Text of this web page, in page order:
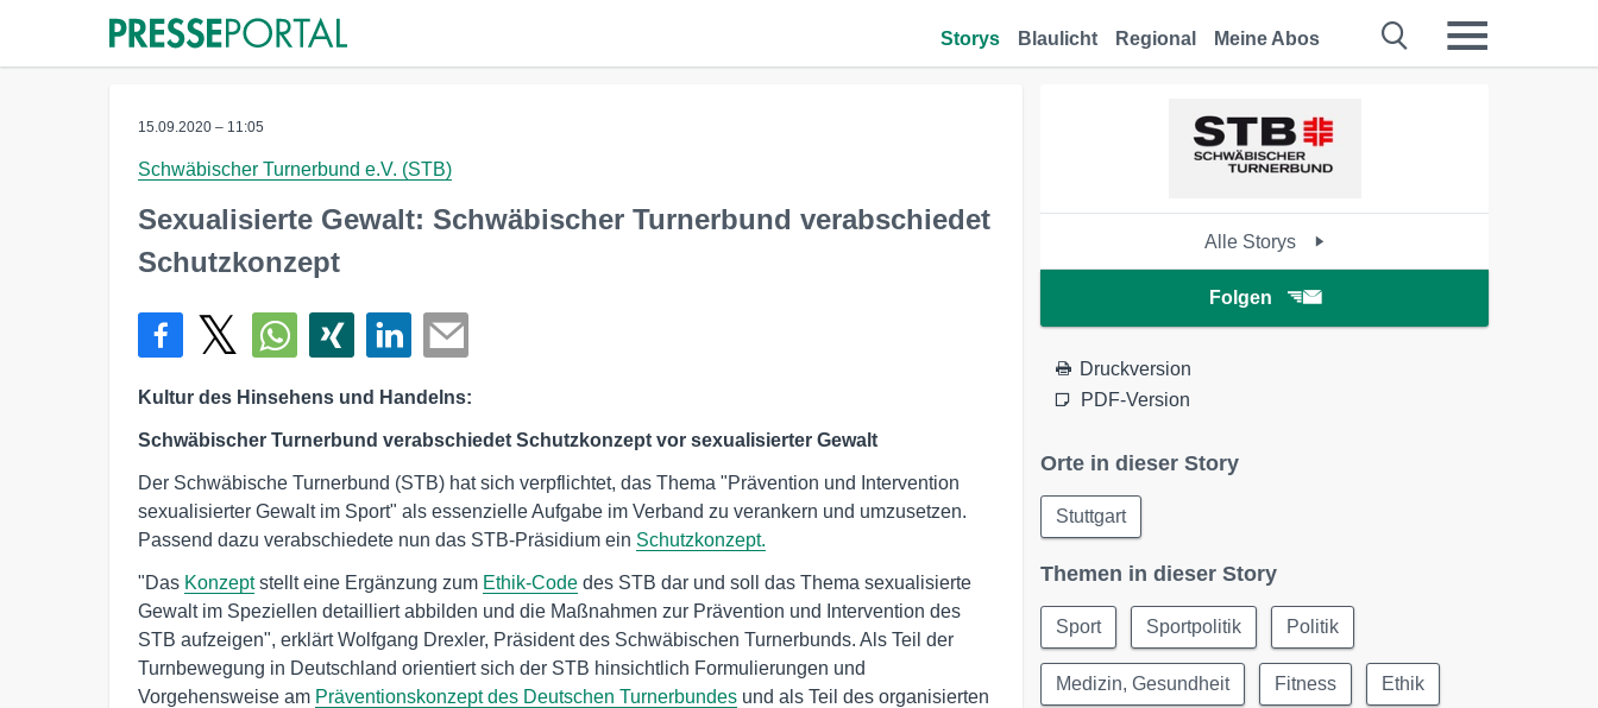
Storys Blaulicht Regional Meine Abos
15.09.2020 – 11:05
Schwäbischer Turnerbund e.V. (STB)
Sexualisierte Gewalt: Schwäbischer Turnerbund verabschiedet
Schutzkonzept
Kultur des Hinsehens und Handelns:
Schwäbischer Turnerbund verabschiedet Schutzkonzept vor sexualisierter Gewalt
Der Schwäbische Turnerbund (STB) hat sich verpflichtet, das Thema "Prävention und Intervention
sexualisierter Gewalt im Sport" als essenzielle Aufgabe im Verband zu verankern und umzusetzen.
Passend dazu verabschiedete nun das STB-Präsidium ein Schutzkonzept.
"Das Konzeptstellt eine Ergänzung zum Ethik-Code des STB dar und soll das Thema sexualisierte
Gewalt im Speziellen detailliert abbilden und die Maßnahmen zur Prävention und Intervention des
STB aufzeigen", erklärt Wolfgang Drexler, Präsident des Schwäbischen Turnerbunds. Als Teil der
Turnbewegung in Deutschland orientiert sich der STB hinsichtlich Formulierungen und
Vorgehensweise am Präventionskonzept des Deutschen Turnerbundes und als Teil des organisierten
Alle Storys
Folgen
Druckversion
PDF-Version
Orte in dieser Story
Stuttgart
Themen in dieser Story
Sport Sportpolitik Politik
Medizin, Gesundheit Fitness Ethik